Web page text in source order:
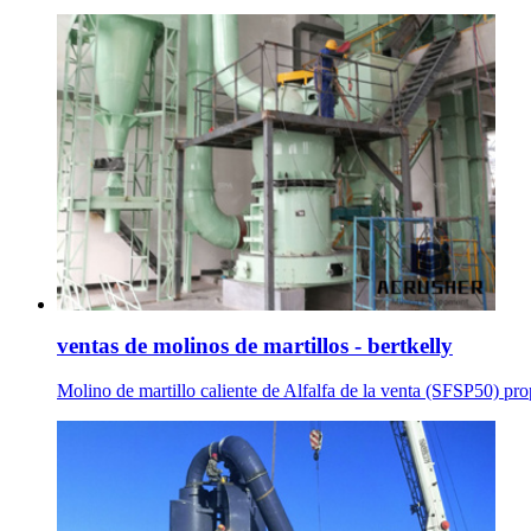
ventas de molinos de martillos - bertkelly
Molino de martillo caliente de Alfalfa de la venta (SFSP50)